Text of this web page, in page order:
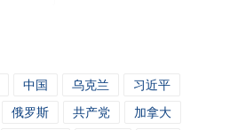
中国 乌克兰
习近平
俄罗斯 共产党
加拿大